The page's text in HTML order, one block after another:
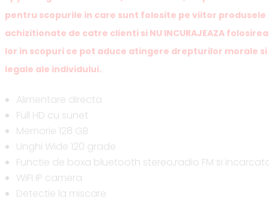
pentru scopurile in care sunt folosite pe viitor produsele
achizitionate de catre clienti si NU INCURAJEAZA folosirea
lor in scopuri ce pot aduce atingere drepturilor morale si
legale ale individului.
Alimentare directa
Full HD cu sunet
Memorie 128 GB
Unghi Wide 120 grade
Functie de boxa bluetooth stereo,radio FM si
WiFI IP camera
Detectie la miscare